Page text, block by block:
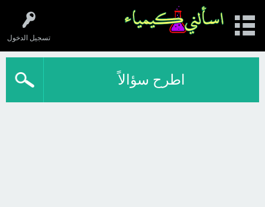
تسجيل الدخول
اطرح سؤالاً